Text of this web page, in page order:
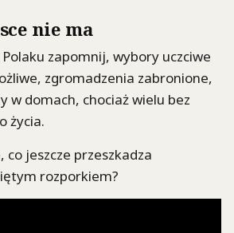
nie ma
zapomnij, wybory uczciwe
zgromadzenia zabronione,
w domach, chociaż wielu bez
życia.
co jeszcze przeszkadza
rozporkiem?